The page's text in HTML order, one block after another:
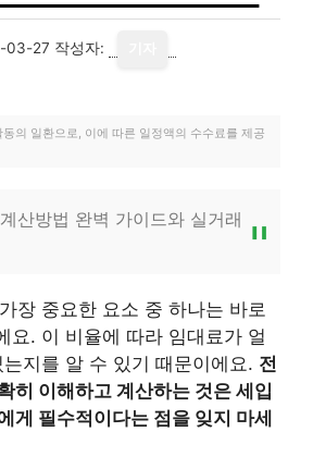
03-27 작성자:
의 일환으로, 이에 따른 일정액의 수수료를 제공
산방법 완벽 가이드와 실거래
장 중요한 요소 중 하나는 바로
요. 이 비율에 따라 임대료가 얼
지를 알 수 있기 때문이에요. 전
히 이해하고 계산하는 것은 세입
게 필수적이다는 점을 잊지 마세